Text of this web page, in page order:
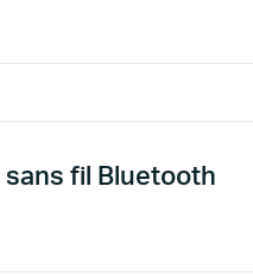
fil Bluetooth